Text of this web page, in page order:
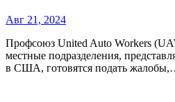
Авг 21, 2024
Профсоюз United Auto Workers (UAW) заявил, что некоторые
местные подразделения,
в США, готовятся подать